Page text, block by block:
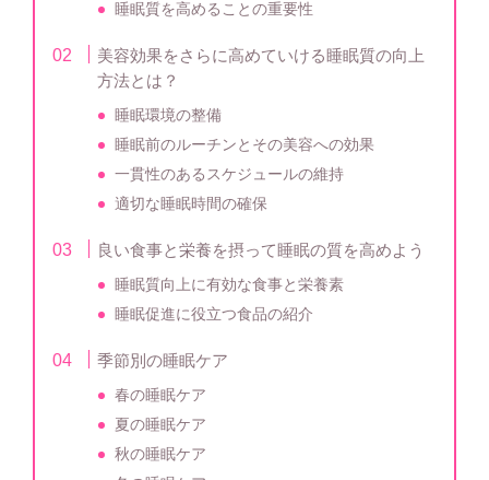
睡眠質を高めることの重要性
美容効果をさらに高めていける睡眠質の向上
方法とは？
睡眠環境の整備
睡眠前のルーチンとその美容への効果
一貫性のあるスケジュールの維持
適切な睡眠時間の確保
良い食事と栄養を摂って睡眠の質を高めよう
睡眠質向上に有効な食事と栄養素
睡眠促進に役立つ食品の紹介
季節別の睡眠ケア
春の睡眠ケア
夏の睡眠ケア
秋の睡眠ケア